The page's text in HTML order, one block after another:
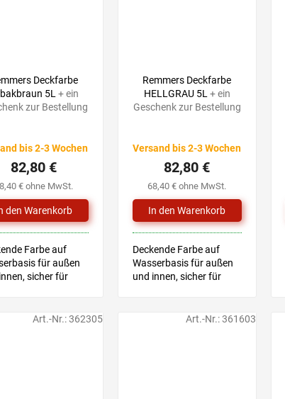
Deckfarbe
5L+ ein
zur Bestellung
bis 2-3 Wochen
€ ohne MwSt.
82,80 €
Farbe auf
für außen
sicher für
Remmers Deckfarbe
HELLGRAU 5L+ ein
Geschenk zur Bestellung
Versand bis 2-3 Wochen
68,40 € ohne MwSt.
82,80 €
Deckende Farbe auf
Wasserbasis für außen
und innen, sicher für
Art.-Nr.:362305 Art.-Nr.:361603